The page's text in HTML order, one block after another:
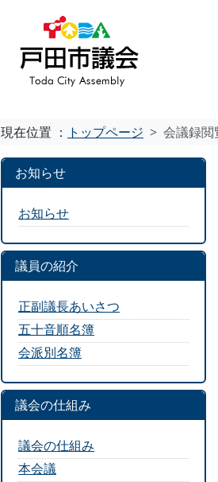
現在位置 ： トップページ 会議録閲
お知らせ
お知らせ
議員の紹介
正副議長あいさつ
五十音順名簿
会派別名簿
議会の仕組み
議会の仕組み
本会議